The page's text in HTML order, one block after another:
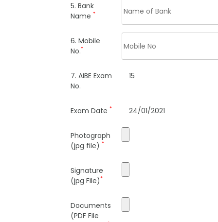
5. Bank
Name *
6. Mobile
No.*
7. AIBE Exam
No.
15
Exam Date * 24/01/2021
Photograph
(jpg file) *
Signature
(jpg File)*
Documents
(PDF File